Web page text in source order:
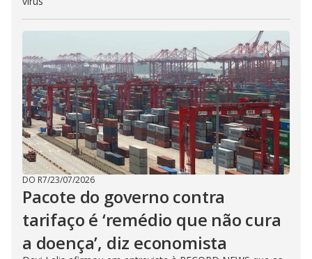
DO R7/23/07/2026
Pacote do governo contra
tarifaço é ‘remédio que não cura
a doença’, diz economista